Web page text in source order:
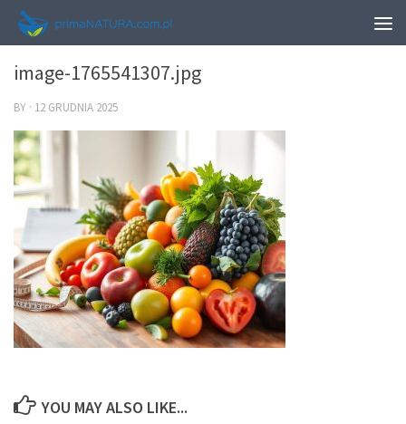
0
image-1765541307.jpg
BY · 12 GRUDNIA 2025
YOU MAY ALSO LIKE...